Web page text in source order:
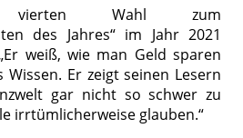
Wahl zum
des Jahres“ im Jahr 2021
weiß, wie man Geld sparen
Er zeigt seinen Lesern
gar nicht so schwer zu
irrtümlicherweise glauben.“